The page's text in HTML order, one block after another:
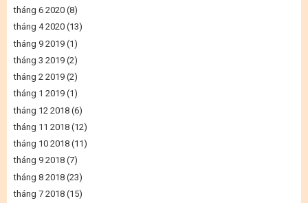
tháng 6 2020 (8)
tháng 4 2020 (13)
tháng 9 2019 (1)
tháng 3 2019 (2)
tháng 2 2019 (2)
tháng 1 2019 (1)
tháng 12 2018 (6)
tháng 11 2018 (12)
tháng 10 2018 (11)
tháng 9 2018 (7)
tháng 8 2018 (23)
tháng 7 2018 (15)